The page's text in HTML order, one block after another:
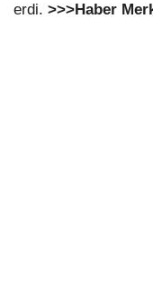
erdi. >>>Haber